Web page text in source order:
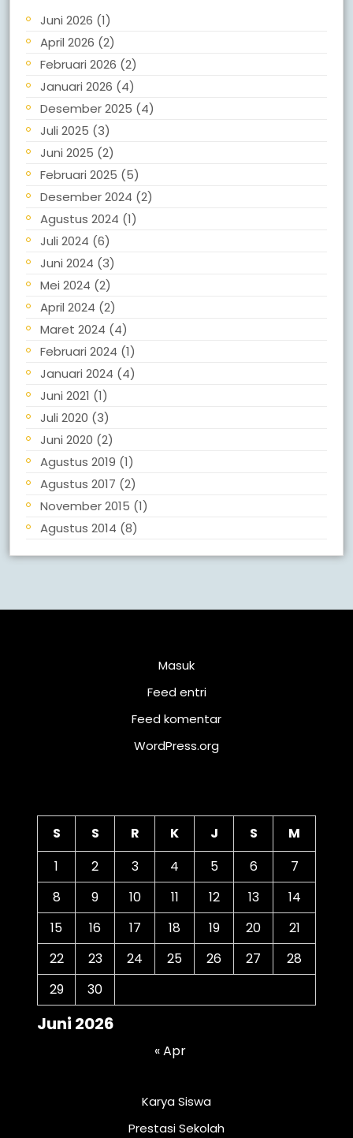
Juni 2026 (1)
April 2026 (2)
Februari 2026 (2)
Januari 2026 (4)
Desember 2025 (4)
Juli 2025 (3)
Juni 2025 (2)
Februari 2025 (5)
Desember 2024 (2)
Agustus 2024 (1)
Juli 2024 (6)
Juni 2024 (3)
Mei 2024 (2)
April 2024 (2)
Maret 2024 (4)
Februari 2024 (1)
Januari 2024 (4)
Juni 2021 (1)
Juli 2020 (3)
Juni 2020 (2)
Agustus 2019 (1)
Agustus 2017 (2)
November 2015 (1)
Agustus 2014 (8)
Masuk
Feed entri
Feed komentar
WordPress.org
Juni 2026
S S R K J S
M
1
2 3 4 5 6
7
8
9 10 11 12 13
14
15
16 17 18 19 20
21
22
23 24 25 26 27
28
29
30
« Apr
Karya Siswa
Prestasi Sekolah